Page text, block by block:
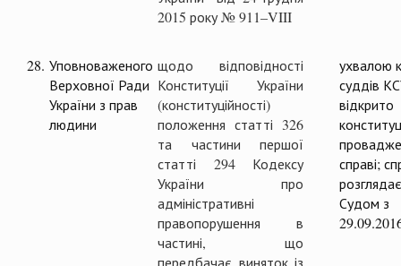
2015 року № 911–VIII
28. Уповноваженого
Верховної Ради
України з прав
людини
щодо відповідності
Конституції України
(конституційності)
положення статті 326
та частини першої
статті 294 Кодексу
України про
адміністративні
правопорушення в
частині, що
передбачає виняток із
ухвалою
суддів
відкрито
справі;
Судом з